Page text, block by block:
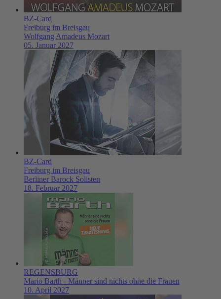
BZ-Card
Freiburg im Breisgau
Wolfgang Amadeus Mozart
05. Januar 2027
BZ-Card
Freiburg im Breisgau
Berliner Barock Solisten
18. Februar 2027
REGENSBURG
Mario Barth - Männer sind nichts ohne die Frauen
10. April 2027